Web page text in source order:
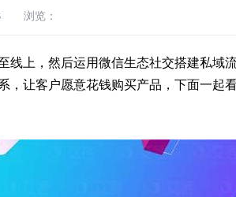
浏览：
线上，然后运用微信生态社交搭建私域
，让客户愿意花钱购买产品，下面一起